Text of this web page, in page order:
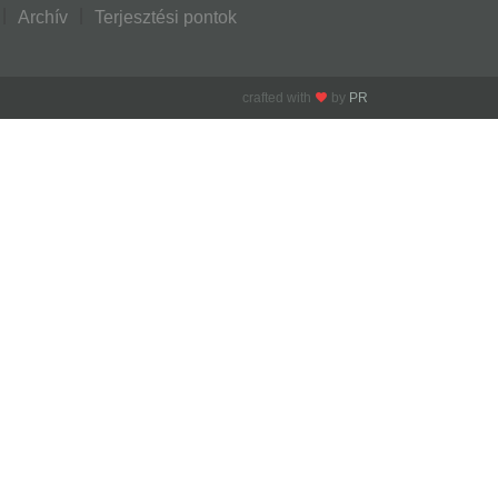
Archív Terjesztési pontok
crafted with by PR